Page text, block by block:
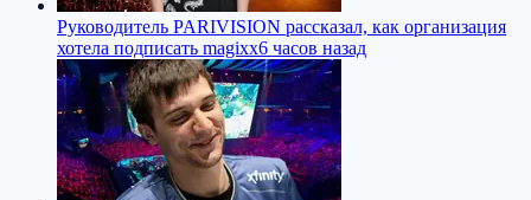
Руководитель PARIVISION рассказал, как организация
хотела подписать magixx6 часов назад